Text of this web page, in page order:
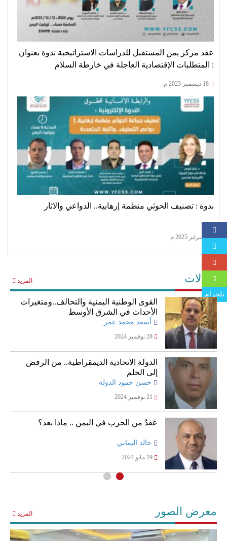
عقد مركز يمن المستقبل للدراسات الاستراتيجية ندوة بعنوان
: المتطلبات الإقتصادية العاجلة في خارطة السلام
ندوة : تصنيف الحوثي منظمة إرهابية.. الدواعي والاثار
4 فبراير 2025 م
مقالات المزيد
القوى الوطنية اليمنية والتحالف..ومتغيرات
الأحداث في الشرق الأوسط
أسعد محمد عمر
الدولة الاتحادية الديمقراطية.. من الرفض
إلى الحلم
حسن حمود الدولة
عَقدٌ من الحرب في اليمن .. ماذا بعد؟
خالد اليماني
معرض الصور المزيد
تلجرام